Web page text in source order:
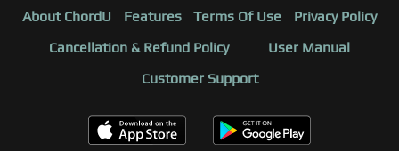
About ChordU Features Terms Of Use
Privacy Policy
Cancellation & Refund Policy
User Manual
Customer Support